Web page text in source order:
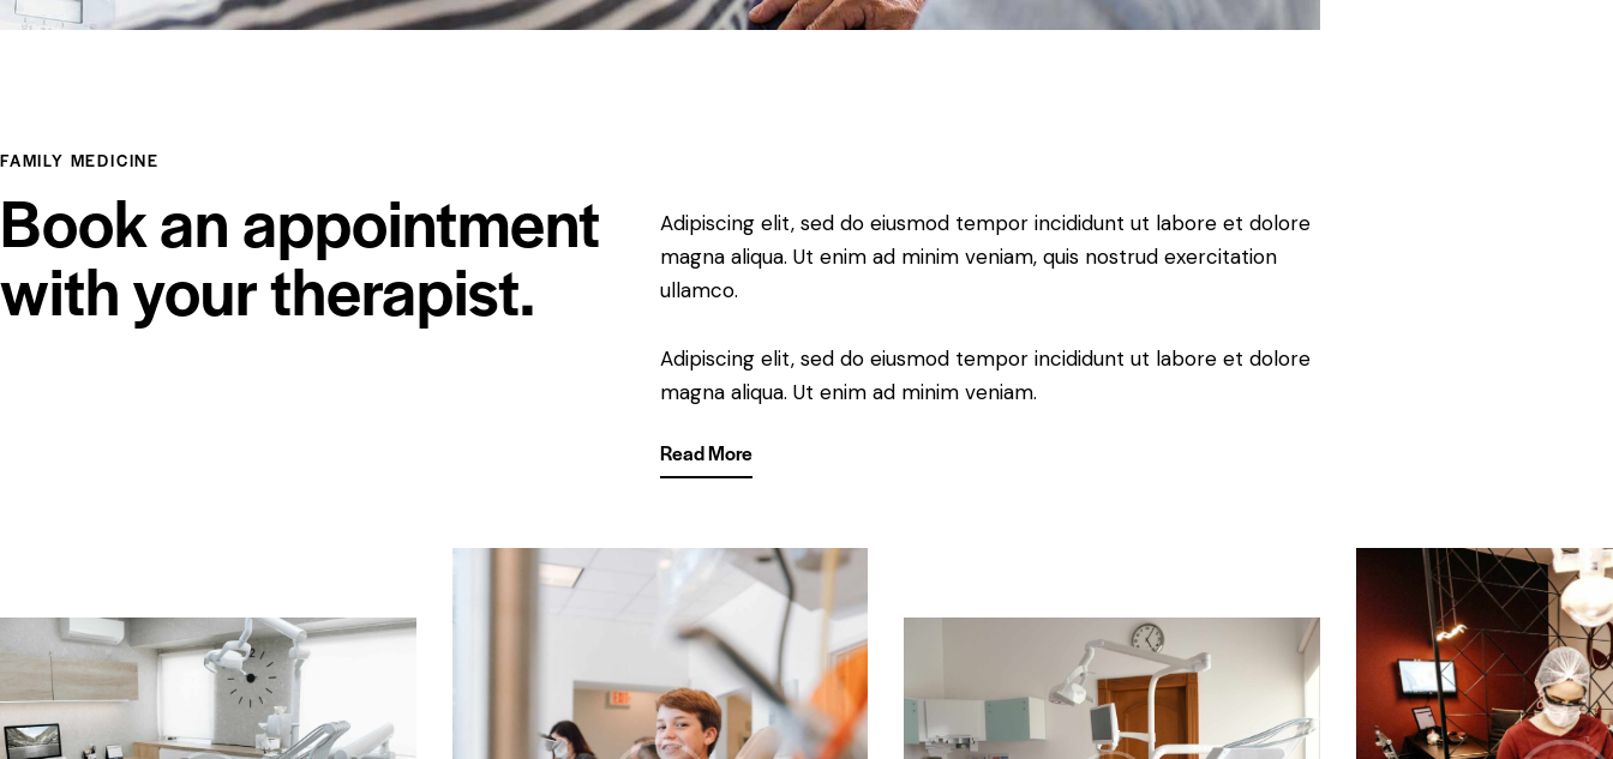
FAMILY MEDICINE
Book an appointment
with your therapist.
Adipiscing elit, sed do eiusmod tempor incididunt ut labore et dolore
magna aliqua. Ut enim ad minim veniam, quis nostrud exercitation
ullamco.
Adipiscing elit, sed do eiusmod tempor incididunt ut labore et dolore
magna aliqua. Ut enim ad minim veniam.
Read More